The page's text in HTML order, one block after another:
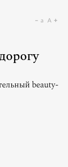
a A
beauty-